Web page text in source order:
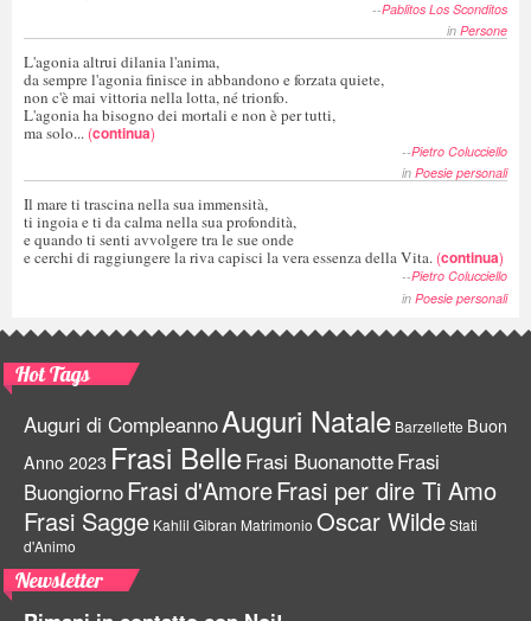
--Pablitos Los Sconditos
in Persone
L'agonia altrui dilania l'anima,
da sempre l'agonia finisce in abbandono e forzata quiete,
non c'è mai vittoria nella lotta, né trionfo.
L'agonia ha bisogno dei mortali e non è per tutti,
ma solo... (continua)
--Pietro Colucciello
in Poesie personali
Il mare ti trascina nella sua immensità,
ti ingoia e ti da calma nella sua profondità,
e quando ti senti avvolgere tra le sue onde
e cerchi di raggiungere la riva capisci la vera essenza della Vita. (continua)
--Pietro Colucciello
in Poesie personali
Hot Tags
Auguri di CompleannoAuguri Natale Barzellette Buon
Anno 2023 Frasi BelleFrasi BuonanotteFrasi
BuongiornoFrasi d'AmoreFrasi per dire Ti Amo
Frasi Sagge Kahlil Gibran Matrimonio Oscar WildeStati
d'Animo
Newsletter